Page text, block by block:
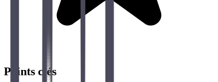
Points clés